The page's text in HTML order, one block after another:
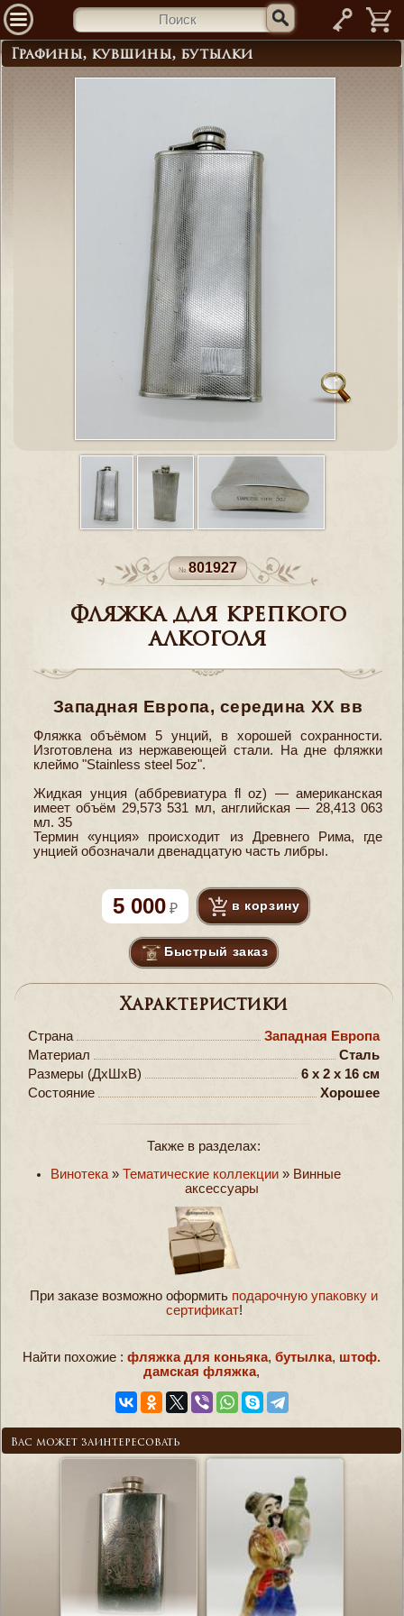
—
Графины, кувшины, бутылки
801927
Фляжка для крепкого
алкоголя
Западная Европа, середина XX вв
Фляжка объёмом 5 унций, в хорошей сохранности.
Изготовлена из нержавеющей стали. На дне фляжки
клеймо "Stainless steel 5oz".
Жидкая унция (аббревиатура fl oz) — американская
имеет объём 29,573 531 мл, английская — 28,413 063
мл. 35
Термин «унция» происходит из Древнего Рима, где
унцией обозначали двенадцатую часть либры.
5 000 в корзину
Быстрый заказ
Характеристики
Страна
Западная Европа
Материал
Сталь
Размеры (ДxШxВ)
6 x 2 x 16 см
Состояние
Хорошее
Также в разделах:
Винотека » Тематические коллекции » Винные
аксессуары
При заказе возможно оформить подарочную упаковку и
сертификат!
Найти похожие : фляжка для коньяка, бутылка, штоф.
дамская фляжка,
Вас может заинтересовать